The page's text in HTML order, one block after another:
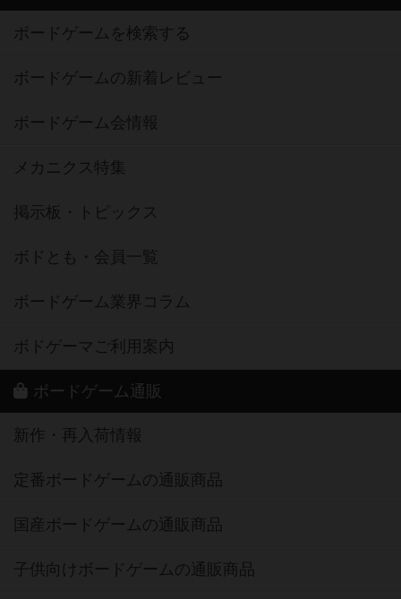
ボードゲームを検索する
ボードゲームの新着レビュー
ボードゲーム会情報
メカニクス特集
掲示板・トピックス
ボドとも・会員一覧
ボードゲーム業界コラム
ボドゲーマご利用案内
ボードゲーム通販
新作・再入荷情報
定番ボードゲームの通販商品
国産ボードゲームの通販商品
子供向けボードゲームの通販商品